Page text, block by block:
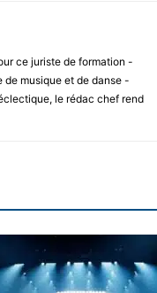
ce juriste de formation -
musique et de danse -
le rédac chef rend